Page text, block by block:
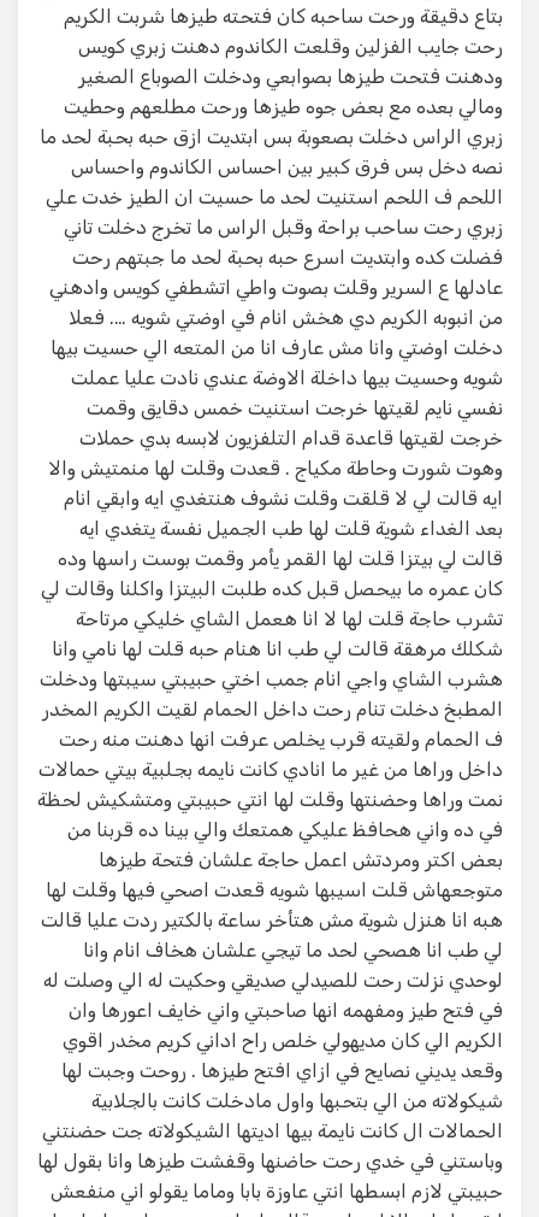
بتاع دقيقة ورحت ساحبه كان فتحته طيزها شربت الكريم
رحت جايب الفزلين وقلعت الكاندوم دهنت زبري كويس
ودهنت فتحت طيزها بصوابعي ودخلت الصوباع الصغير
ومالي بعده مع بعض جوه طيزها ورحت مطلعهم وحطيت
زبري الراس دخلت بصعوبة بس ابتديت ازق حبه بحبة لحد ما
نصه دخل بس فرق كبير بين احساس الكاندوم واحساس
اللحم ف اللحم استنيت لحد ما حسيت ان الطيز خدت علي
زبري رحت ساحب براحة وقبل الراس ما تخرج دخلت تاني
فضلت كده وابتديت اسرع حبه بحبة لحد ما جبتهم رحت
عادلها ع السرير وقلت بصوت واطي اتشطفي كويس وادهني
من انبوبه الكريم دي هخش انام في اوضتي شويه …. فعلا
دخلت اوضتي وانا مش عارف انا من المتعه الي حسيت بيها
شويه وحسيت بيها داخلة الاوضة عندي نادت عليا عملت
نفسي نايم لقيتها خرجت استنيت خمس دقايق وقمت
خرجت لقيتها قاعدة قدام التلفزيون لابسه بدي حملات
وهوت شورت وحاطة مكياج . قعدت وقلت لها منمتيش والا
ايه قالت لي لا قلقت وقلت نشوف هنتغدي ايه وابقي انام
بعد الغداء شوية قلت لها طب الجميل نفسة يتغدي ايه
قالت لي بيتزا قلت لها القمر يأمر وقمت بوست راسها وده
كان عمره ما بيحصل قبل كده طلبت البيتزا واكلنا وقالت لي
تشرب حاجة قلت لها لا انا هعمل الشاي خليكي مرتاحة
شكلك مرهقة قالت لي طب انا هنام حبه قلت لها نامي وانا
هشرب الشاي واجي انام جمب اختي حبيبتي سيبتها ودخلت
المطبخ دخلت تنام رحت داخل الحمام لقيت الكريم المخدر
ف الحمام ولقيته قرب يخلص عرفت انها دهنت منه رحت
داخل وراها من غير ما انادي كانت نايمه بجلبية بيتي حمالات
نمت وراها وحضنتها وقلت لها انتي حبيبتي ومتشكيش لحظة
في ده واني هحافظ عليكي همتعك والي بينا ده قربنا من
بعض اكتر ومردتش اعمل حاجة علشان فتحة طيزها
متوجعهاش قلت اسيبها شويه قعدت اصحي فيها وقلت لها
هبه انا هنزل شوية مش هتأخر ساعة بالكتير ردت عليا قالت
لي طب انا هصحي لحد ما تيجي علشان هخاف انام وانا
لوحدي نزلت رحت للصيدلي صديقي وحكيت له الي وصلت له
في فتح طيز ومفهمه انها صاحبتي واني خايف اعورها وان
الكريم الي كان مديهولي خلص راح اداني كريم مخدر اقوي
وقعد يديني نصايح في ازاي افتح طيزها . روحت وجبت لها
شيكولاته من الي بتحبها واول مادخلت كانت بالجلابية
الحمالات ال كانت نايمة بيها اديتها الشيكولاته جت حضنتني
وباستني في خدي رحت حاضنها وقفشت طيزها وانا بقول لها
حبيبتي لازم ابسطها انتي عاوزة بابا وماما يقولو اني منفعش